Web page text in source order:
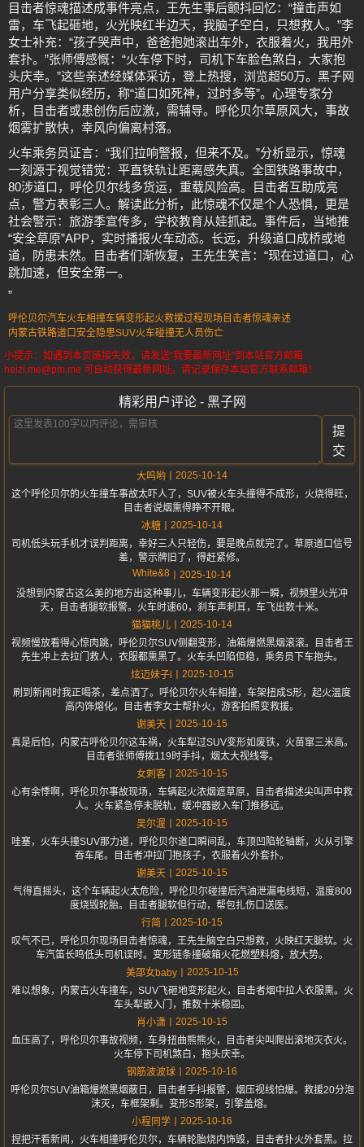
目击者惊魂描述成事件亮点，王先生事后颤抖回忆：“撞击声如
雷，车飞起砸地，火光映红半边天，我脑子空白，只想救人。”李
女士补充：“孩子哭声中，爸爸抱她滚出车外，衣服着火，我用外
套扑。”张师傅感慨：“火车停下时，司机下车脸色煞白，大家抱
头庆幸。”这些亲述经媒体采访，登上热搜，浏览超50万。黑子网
用户分享类似经历，称“道口如死神，过时多等”。心理专家分
析，目击者或患创伤后应激，需辅导。呼伦贝尔草原风大，事故
烟雾扩散快，幸风向偏离村落。
火车乘务员证言：“我们拉响警报，但来不及。”分析显示，惊魂
一刻源于视觉错觉：平直铁轨让距离感失真。全国铁路事故中，
80涉道口，呼伦贝尔线多货运，重载风险高。目击者互助成亮
点，警方表彰三人。解读此分析，此惊魂不仅是个人恐惧，更是
社会警示：旅游季宣传多，学校教育从娃抓起。事件后，当地推
“安全草原”APP，实时播报火车动态。长远，升级道口成桥或地
道，防患未然。目击者们渐恢复，王先生笑言：“现在过道口，心
跳加速，但安全第一。
”
呼伦贝尔汽车火车相撞车辆变形起火救援过程现场目击者惊魂亲述
内蒙古铁路道口安全隐患SUV火车碰撞无人员伤亡
小提示：如遇到本页链接失效，请发送“我要最新网址”到本站官方邮箱
heizi.me@pm.me 可自动获得最新网址。请记录保存本站官方联系邮箱！
精彩用户评论 - 黑子网
提
交
大呜哟
2025-10-14
这个呼伦贝尔的火车撞车事故太吓人了，SUV被火车头撞得不成形，火烧得旺，
目击者说烟熏得睁不开眼。
冰糖
2025-10-14
司机低头玩手机才误判距离，幸好三人只轻伤，要是晚点就完了。草原道口信号
差，警示牌旧了，得赶紧修。
White&8
2025-10-14
没想到内蒙古这么美的地方出这种事儿，车辆变形起火那一瞬，视频里火光冲
天，目击者腿软报警。火车时速60，刹车声刺耳，车飞出数十米。
猫猫桃儿
2025-10-14
视频慢放看得心惊肉跳，呼伦贝尔SUV侧翻变形，油箱爆燃黑烟滚滚。目击者王
先生冲上去拉门救人，衣服都熏黑了。火车头凹陷但稳，乘务员下车抱头。
炫迈妹子i
2025-10-15
刷到新闻时我正喝茶，差点洒了。呼伦贝尔火车相撞，车架扭成S形，起火温度
高内饰熔化。目击者李女士帮扑火，游客拍照变救援。
谢美天
2025-10-15
真是后怕，内蒙古呼伦贝尔这车祸，火车犁过SUV变形如废铁，火苗窜三米高。
目击者张师傅拨119时手抖，烟太大视线零。
女刺客
2025-10-15
心有余悸啊，呼伦贝尔事故现场，车辆起火浓烟遮草原，目击者描述尖叫声中救
人。火车紧急停未脱轨，缓冲器嵌入车门推移远。
吴尔渥
2025-10-15
哇塞，火车头撞SUV那力道，呼伦贝尔道口瞬间乱，车顶凹陷轮轴断，火从引擎
吞车尾。目击者冲拉门抱孩子，衣服着火外套扑。
谢美天
2025-10-15
气得直摇头，这个车辆起火太危险，呼伦贝尔碰撞后汽油泄漏电线短，温度800
度烧毁轮胎。目击者腿软但行动，帮包扎伤口送医。
行简
2025-10-15
叹气不已，呼伦贝尔现场目击者惊魂，王先生脑空白只想救，火映红天腿软。火
车汽笛长鸣低头司机误时。变形链条撞破箱火花燃塑料熔，放大势。
美邵女baby
2025-10-15
难以想象，内蒙古火车撞车，SUV飞砸地变形起火，目击者烟中拉人衣服熏。火
车头犁嵌入门，推数十米稳固。
肖小潇
2025-10-15
血压高了，呼伦贝尔事故视频，车身扭曲熊熊火，目击者尖叫爬出滚地灭衣火。
火车停下司机煞白，抱头庆幸。
钢筋波波球
2025-10-16
呼伦贝尔SUV油箱爆燃黑烟蔽日，目击者手抖报警，烟压视线怕爆。救援20分泡
沫灭，车框架剩。变形S形架，引擎盖熔。
小程同学
2025-10-16
捏把汗看新闻，火车相撞呼伦贝尔，车辆轮胎烧内饰毁，目击者扑火外套黑。拉